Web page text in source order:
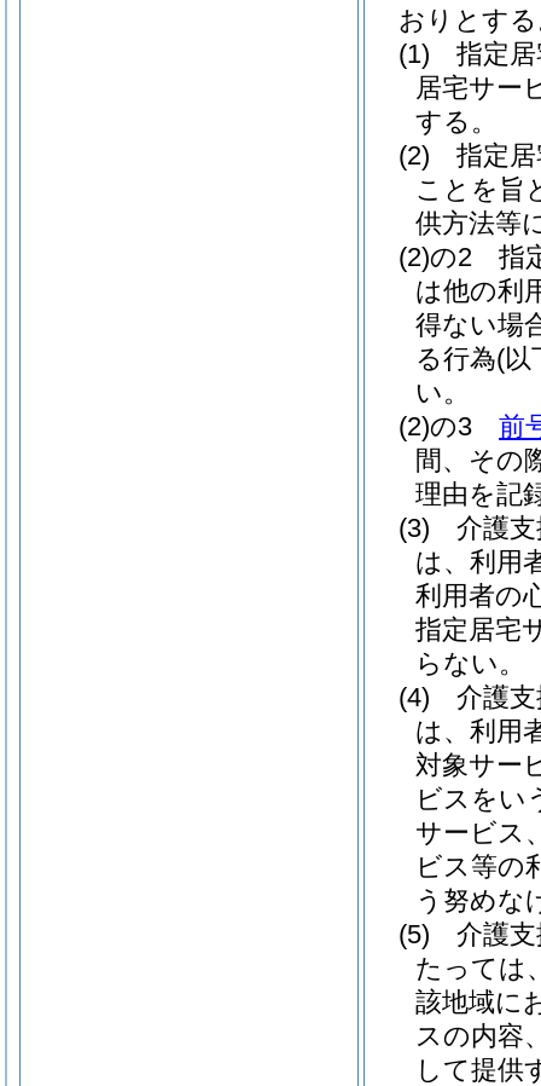
おりとす
(1)
指定
居宅サー
する。
(2)
指定
ことを旨
供方法等
(2)の2
指
は他の利
得ない場
る行為(以
い。
(2)の3
前
間、その
理由を記
(3)
介護
は、利用
利用者の
指定居宅
らない。
(4)
介護
は、利用
対象サー
ビスをい
サービス
ビス等の
う努めな
(5)
介護
たっては
該地域に
スの内容
して提供